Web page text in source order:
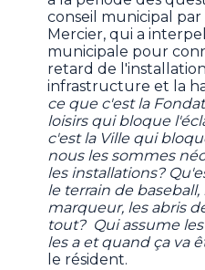
conseil municipal par
Mercier, qui a
municipale pour
retard de
infrastructure et la
ce que c'est la
loisirs qui bloque
c'est la Ville qui
nous les sommes
les installations?
le terrain de
marqueur, les abris
tout? Qui assume
les a et quand ça va
le résident.